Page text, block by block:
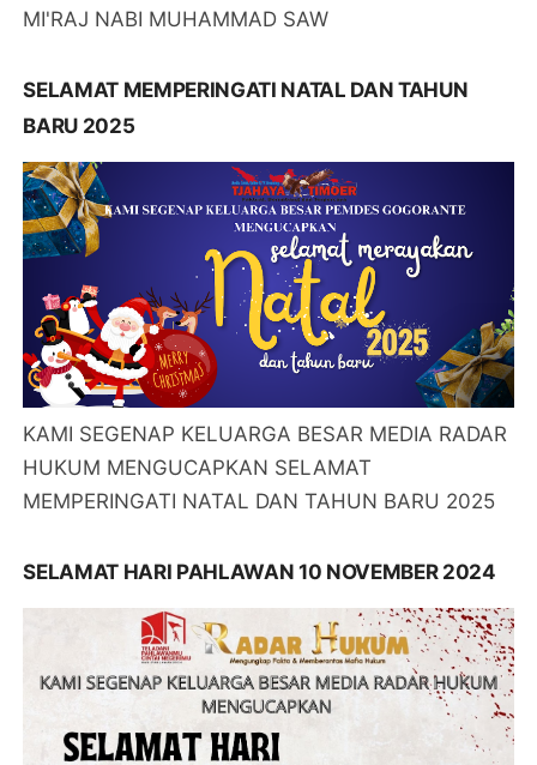
MI'RAJ NABI MUHAMMAD SAW
SELAMAT MEMPERINGATI NATAL DAN TAHUN
BARU 2025
KAMI SEGENAP KELUARGA BESAR MEDIA RADAR
HUKUM MENGUCAPKAN SELAMAT
MEMPERINGATI NATAL DAN TAHUN BARU 2025
SELAMAT HARI PAHLAWAN 10 NOVEMBER 2024